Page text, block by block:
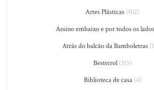
Artes Plásticas (102)
Assino embaixo e por todos os lados
Atrás do balcão da Bamboletras
Besteirol(315)
Biblioteca de casa(4)